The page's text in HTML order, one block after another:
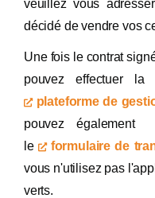
veuillez vous
décidé de vendre vos
Une fois le contrat
pouvez effectuer
plateforme de
pouvez également
le
formulaire de
vous n'utilisez pas
verts.